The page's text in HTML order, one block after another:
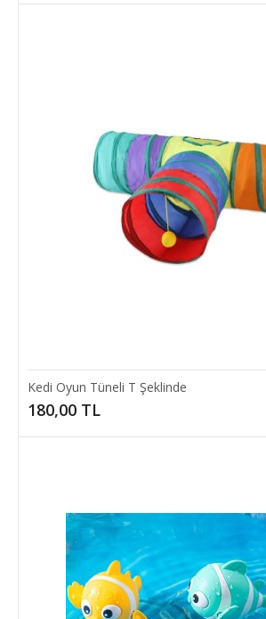
Isı İzolasyon Bandı!Evinizdeki ..
50,00 TL
Add to compare
Kedi Oyun Tüneli T Şeklinde
180,00 TL